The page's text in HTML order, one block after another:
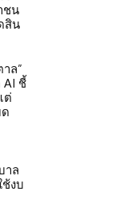
ชน
สิน
ล”
AI ชี้
ต่
าล
งบ